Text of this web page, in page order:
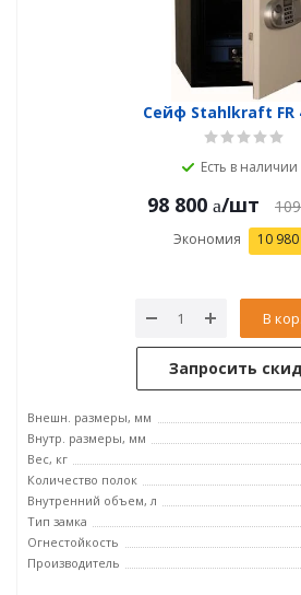
Сейф Stahlkraft FR
Есть в наличии
98 800 /шт
Экономия 10 980
В
Запросить
Внешн. размеры, мм
Внутр. размеры, мм
Вес, кг
Количество полок
Внутренний объем, л
Тип замка
Огнестойкость
Производитель